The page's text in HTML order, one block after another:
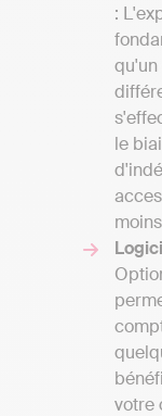
:
qu'un
le
votre